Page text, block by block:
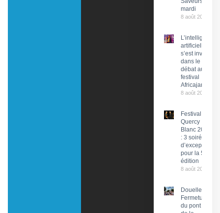
mardi
8 août 2026
L’intelligence
artificielle
s’est invitée
dans le
débat au
festival
Africajarc
8 août 2026
Festival du
Quercy
Blanc 2026
: 3 soirées
d’exception
pour la 58e
édition
8 août 2026
Douelle :
Fermeture
du pont et